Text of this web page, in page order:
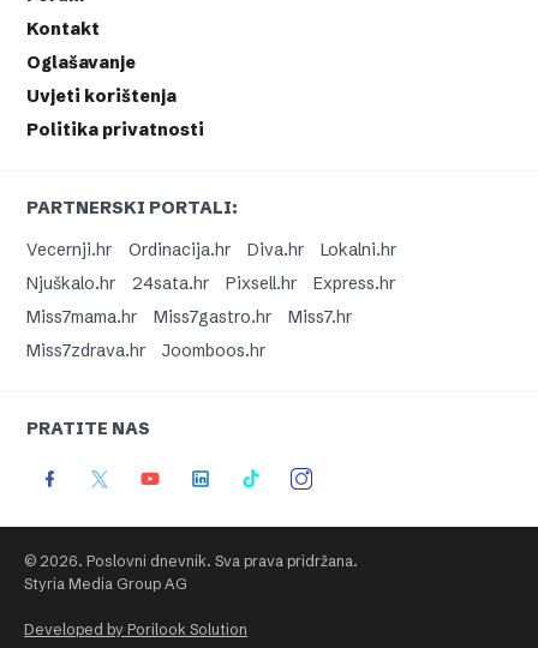
Kontakt
Oglašavanje
Uvjeti korištenja
Politika privatnosti
PARTNERSKI PORTALI:
Vecernji.hr
Ordinacija.hr Diva.hr
Lokalni.hr
Njuškalo.hr
24sata.hr Pixsell.hr
Express.hr
Miss7mama.hr
Miss7gastro.hr
Miss7.hr
Miss7zdrava.hr
Joomboos.hr
PRATITE NAS
© 2026. Poslovni dnevnik. Sva prava pridržana.
Styria Media Group AG
Developed by Porilook Solution